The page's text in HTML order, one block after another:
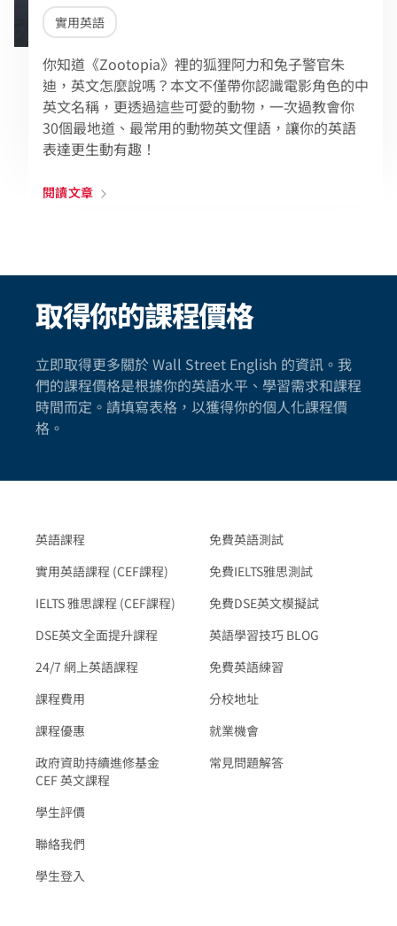
實用英語
你知道《Zootopia》裡的狐狸阿力和兔子警官朱
迪，英文怎麼說嗎？本文不僅帶你認識電影角色的中
英文名稱，更透過這些可愛的動物，一次過教會你
30個最地道、最常用的動物英文俚語，讓你的英語
表達更生動有趣！
閱讀文章
取得你的課程價格
立即取得更多關於 Wall Street English 的資訊。我
們的課程價格是根據你的英語水平、學習需求和課程
時間而定。請填寫表格，以獲得你的個人化課程價
格。
英語課程
實用英語課程 (CEF課程)
IELTS 雅思課程 (CEF課程)
DSE英文全面提升課程
24/7 網上英語課程
課程費用
課程優惠
政府資助持續進修基金
CEF 英文課程
學生評價
聯絡我們
學生登入
免費英語測試
免費IELTS雅思測試
免費DSE英文模擬試
英語學習技巧 BLOG
免費英語練習
分校地址
就業機會
常見問題解答